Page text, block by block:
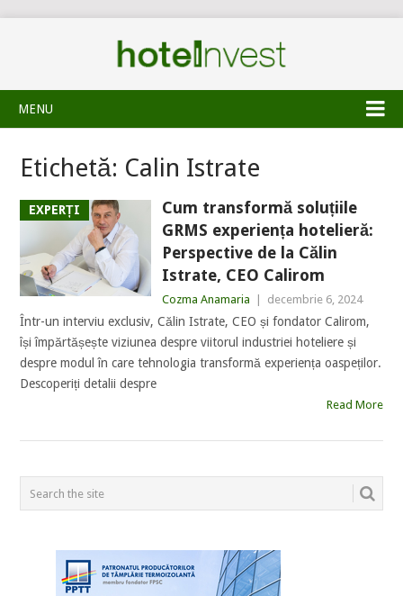
MENU
Etichetă: Calin Istrate
EXPERȚI
Cum transformă soluțiile
GRMS experiența hotelieră:
Perspective de la Călin
Istrate, CEO Calirom
Cozma Anamaria decembrie 6, 2024
Într-un interviu exclusiv, Călin Istrate, CEO și fondator Calirom,
își împărtășește viziunea despre viitorul industriei hoteliere și
despre modul în care tehnologia transformă experiența oaspeților.
Descoperiți detalii despre
Read More
POSTS
NAVIGATION